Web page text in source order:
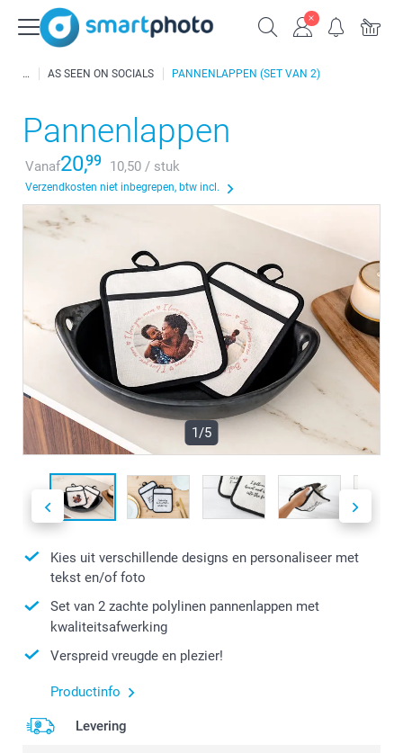
AS SEEN ON SOCIALS PANNENLAPPEN (SET VAN 2)
Pannenlappen
Vanaf20,99 10,50 / stuk
Verzendkosten niet inbegrepen, btw incl.
1/5
Kies uit verschillende designs en personaliseer met
tekst en/of foto
Set van 2 zachte polylinen pannenlappen met
kwaliteitsafwerking
Verspreid vreugde en plezier!
Productinfo
Levering